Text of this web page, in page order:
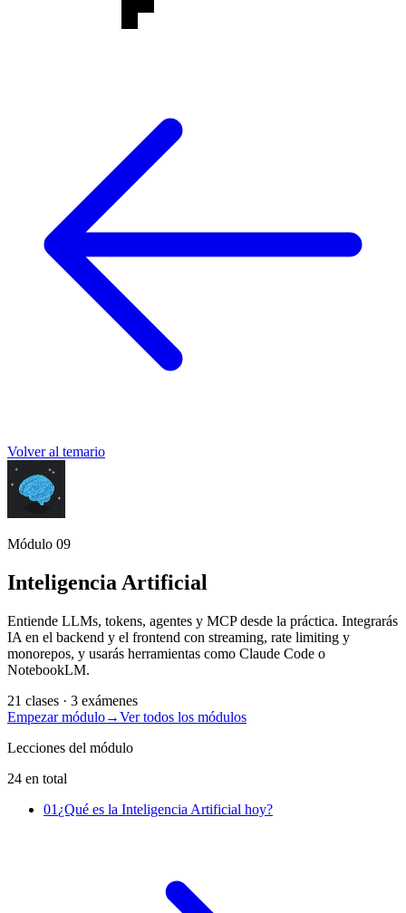
Volver al temario
Módulo 09
Inteligencia Artificial
Entiende LLMs, tokens, agentes y MCP desde la práctica. Integrarás
IA en el backend y el frontend con streaming, rate limiting y
monorepos, y usarás herramientas como Claude Code o
NotebookLM.
21 clases · 3 exámenes
Empezar módulo→Ver todos los módulos
Lecciones del módulo
24 en total
01 ¿Qué es la Inteligencia Artificial hoy?